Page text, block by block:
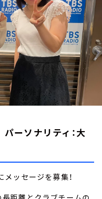
ーソナリティ：大
メッセージを募集！